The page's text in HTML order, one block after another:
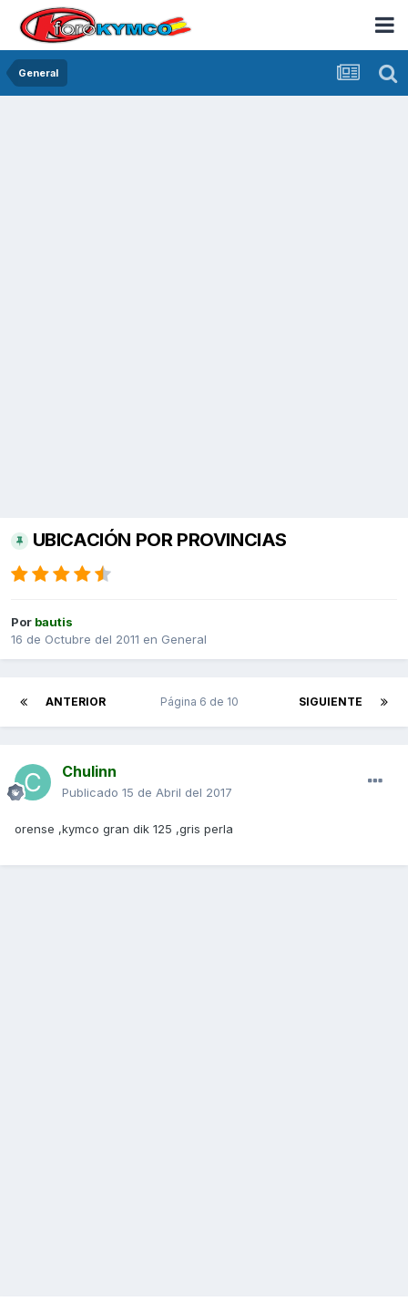
General
UBICACIÓN POR PROVINCIAS
Por bautis
16 de Octubre del 2011 en General
ANTERIOR SIGUIENTE
Página 6 de 10
Chulinn
Publicado 15 de Abril del 2017
orense ,kymco gran dik 125 ,gris perla